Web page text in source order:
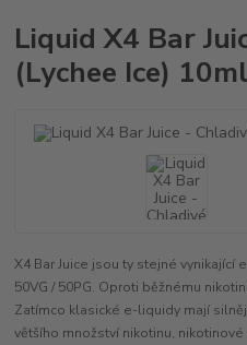
Liquid X4 Bar
(Lychee Ice)
X4 Bar Juice jsou ty stejné
50VG / 50PG. Oproti běžnému
Zatímco klasické e-liquidy mají
většího množství nikotinu,